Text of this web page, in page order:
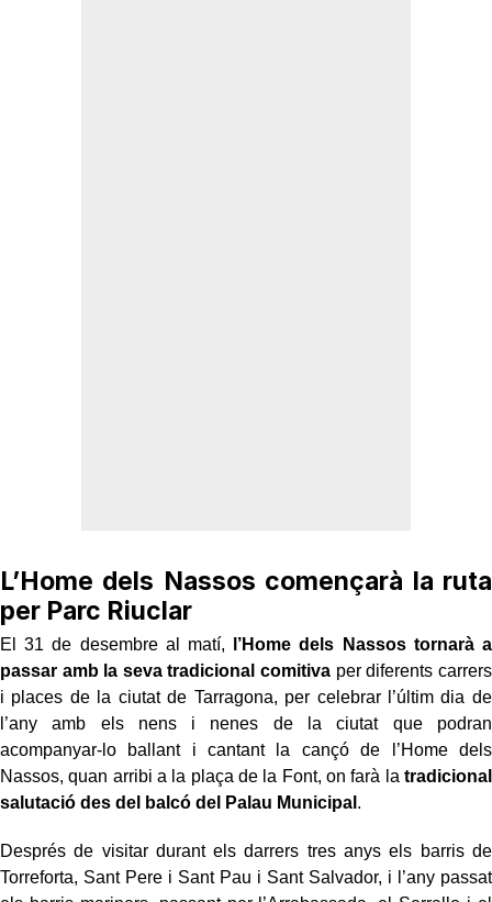
L’Home dels Nassos començarà la ruta
per Parc Riuclar
El 31 de desembre al matí,
l’Home dels Nassos tornarà a
passar amb la seva tradicional comitiva per diferents carrers
i places de la ciutat de Tarragona, per celebrar l’últim dia de
l’any amb els nens i nenes de la ciutat que podran
acompanyar-lo ballant i cantant la cançó de l’Home dels
Nassos, quan arribi a la plaça de la Font, on farà la tradicional
salutació des del balcó del Palau Municipal .
Després de visitar durant els darrers tres anys els barris de
Torreforta, Sant Pere i Sant Pau i Sant Salvador, i l’any passat